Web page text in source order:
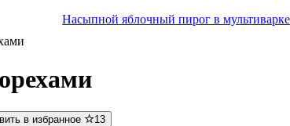
Насыпной яблочный пирог в мультиварке
в избранное 13